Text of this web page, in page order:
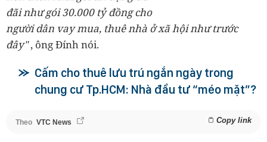
đãi như gói 30.000 tỷ đồng cho
người dân vay mua, thuê nhà ở xã hội như trước
đây", ông Đính nói.
Cấm cho thuê lưu trú ngắn ngày trong
chung cư Tp.HCM: Nhà đầu tư “méo mặt”?
Theo VTC News Copy link